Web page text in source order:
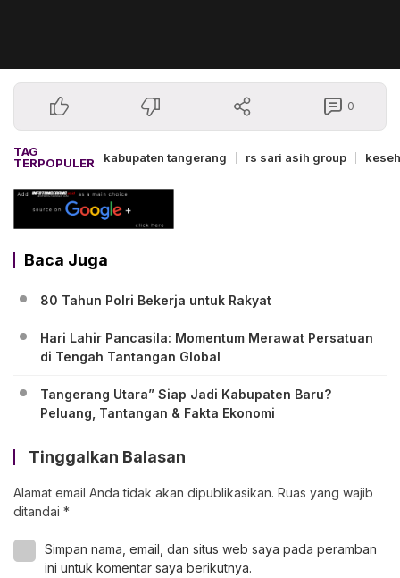
0
TAG
TERPOPULER
kabupaten tangerang rs sari asih group
Baca Juga
80 Tahun Polri Bekerja untuk Rakyat
Hari Lahir Pancasila: Momentum Merawat Persatuan
di Tengah Tantangan Global
Tangerang Utara” Siap Jadi Kabupaten Baru?
Peluang, Tantangan & Fakta Ekonomi
Tinggalkan Balasan
Alamat email Anda tidak akan dipublikasikan. Ruas yang wajib
ditandai *
Simpan nama, email, dan situs web saya pada peramban
ini untuk komentar saya berikutnya.